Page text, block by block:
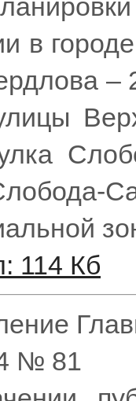
в
–
114 Кб
№ 81